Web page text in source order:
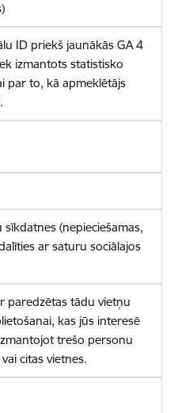
ID priekš jaunākās GA 4
izmantots statistisko
par to, kā apmeklētājs
sīkdatnes (nepieciešamas,
ar saturu sociālajos
paredzētas tādu vietņu
kas jūs interesē
trešo personu
citas vietnes.